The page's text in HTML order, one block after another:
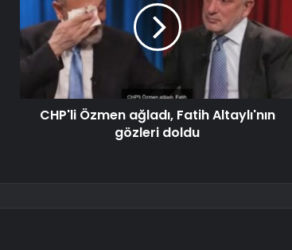
CHP'li Özmen ağladı, Fatih Altaylı'nın
gözleri doldu